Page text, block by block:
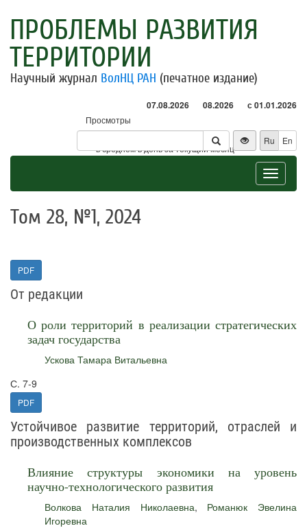
ПРОБЛЕМЫ РАЗВИТИЯ
ТЕРРИТОРИИ
Научный журнал ВолНЦ РАН (печатное издание)
07.08.2026 08.2026 с 01.01.2026
Просмотры
Посетители
* - в среднем в день за текущий месяц
Ru En
Toggle
Том 28, №1, 2024
PDF
От редакции
О роли территорий в реализации стратегических
задач государства
Ускова Тамара Витальевна
С. 7-9
PDF
Устойчивое развитие территорий, отраслей и
производственных комплексов
Влияние структуры экономики на уровень
научно-технологического развития
Волкова Наталия Николаевна, Романюк Эвелина
Игоревна